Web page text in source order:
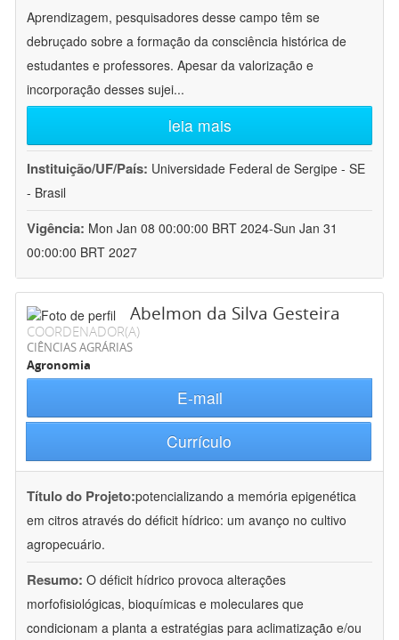
Aprendizagem, pesquisadores desse campo têm se
debruçado sobre a formação da consciência histórica de
estudantes e professores. Apesar da valorização e
incorporação desses sujei...
leia mais
Instituição/UF/País: Universidade Federal de Sergipe - SE
- Brasil
Vigência: Mon Jan 08 00:00:00 BRT 2024-Sun Jan 31
00:00:00 BRT 2027
Abelmon da Silva Gesteira
COORDENADOR(A)
CIÊNCIAS AGRÁRIAS
Agronomia
E-mail
Currículo
Título do Projeto:potencializando a memória epigenética
em citros através do déficit hídrico: um avanço no cultivo
agropecuário.
Resumo: O déficit hídrico provoca alterações
morfofisiológicas, bioquímicas e moleculares que
condicionam a planta a estratégias para aclimatização e/ou